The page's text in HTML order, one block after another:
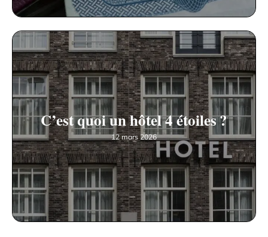
C’est quoi un hôtel 4 étoiles ?
12 mars 2026